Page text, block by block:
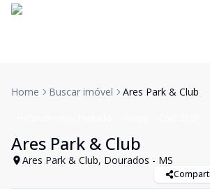
Home Buscar imóvel Ares Park & Club
Ares Park & Club
Ares Park & Club, Dourados - MS